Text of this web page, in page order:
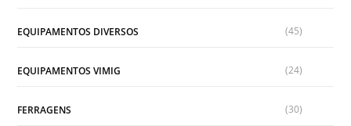
EQUIPAMENTOS DIVERSOS (45)
EQUIPAMENTOS VIMIG (24)
FERRAGENS (30)